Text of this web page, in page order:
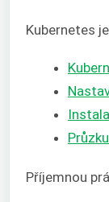
Kubernetes
Příjemnou